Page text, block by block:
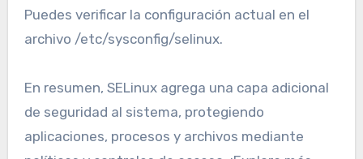
Puedes verificar la configuración actual en el
archivo /etc/sysconfig/selinux.
En resumen, SELinux agrega una capa adicional
de seguridad al sistema, protegiendo
aplicaciones, procesos y archivos mediante